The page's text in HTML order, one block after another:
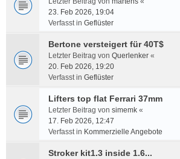
23. Feb 2026, 19:04
Verfasst in Geflüster
Bertone versteigert für 40T$
Letzter Beitrag von Querlenker «
20. Feb 2026, 19:20
Verfasst in Geflüster
Lifters top flat Ferrari 37mm
Letzter Beitrag von simemk «
17. Feb 2026, 12:47
Verfasst in Kommerzielle Angebote
Stroker kit1.3 inside 1.6...